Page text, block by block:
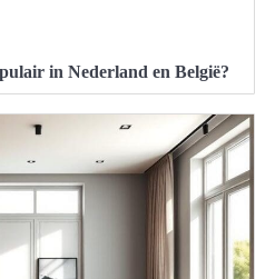
in Nederland en België?